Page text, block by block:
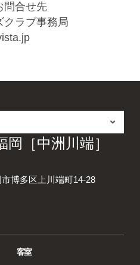
問合せ先
クラブ事務局
［中洲川端］
博多区上川端町14-28
客室